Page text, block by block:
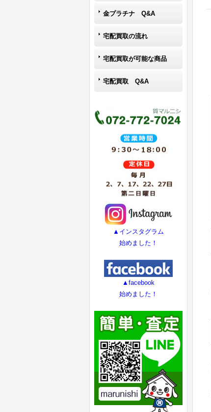
金プラチナ Q&A
宅配買取の流れ
宅配買取が可能な商品
宅配買取 Q&A
▲インスタグラム
始めました！
▲facebook
始めました！